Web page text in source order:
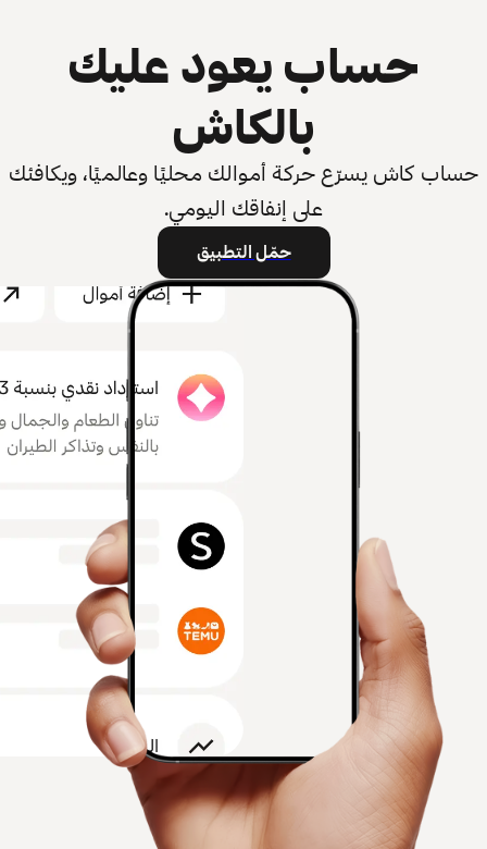
حساب يعود عليك
بالكاش
حساب كاش يسرّع حركة أموالك محليًا وعالميًا، ويكافئك
على إنفاقك اليومي.
حمّل التطبيق